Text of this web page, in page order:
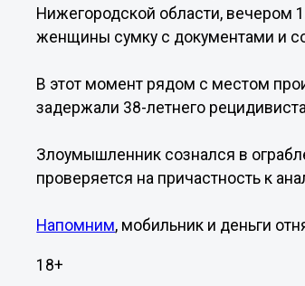
Нижегородской области, вечером
женщины сумку с документами и
В этот момент рядом с местом
задержали 38-летнего
Злоумышленник сознался в
проверяется на причастность к
Напомним, мобильник и деньги
18+